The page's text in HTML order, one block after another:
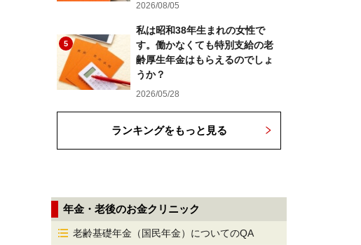
2026/08/05
5
私は昭和38年生まれの女性で
す。働かなくても特別支給の老
齢厚生年金はもらえるのでしょ
うか？
2026/05/28
ランキングをもっと見る
年金・老後のお金クリニック
老齢基礎年金（国民年金）についてのQA